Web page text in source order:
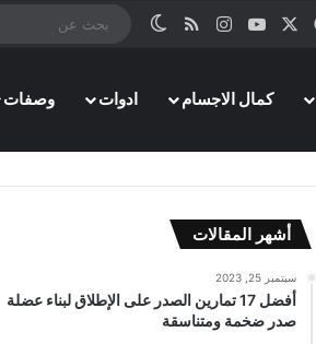
فيسبوك ‫YouTubeانستقرامملخص الموقع RSS
الوضع المظلم
كمال الاجسام ادوات وصفات
أشهر المقالات
سبتمبر 25, 2023
أفضل 17 تمارين الصدر على الإطلاق لبناء عضلة
صدر ضخمة ومتناسقة